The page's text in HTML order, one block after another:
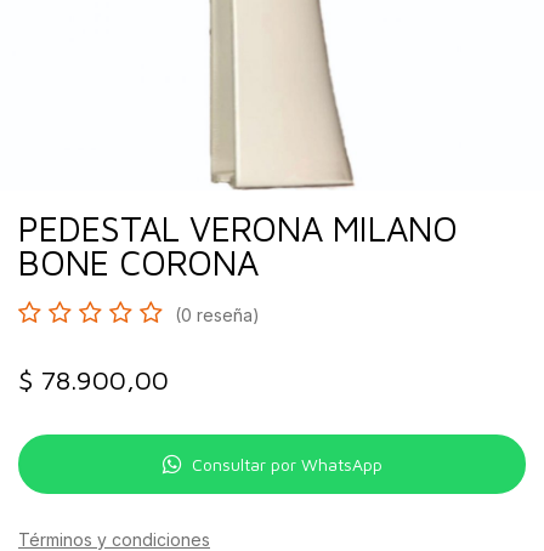
PEDESTAL VERONA MILANO
BONE CORONA
(0 reseña)
$ 78.900,00
Consultar por WhatsApp
Términos y condiciones